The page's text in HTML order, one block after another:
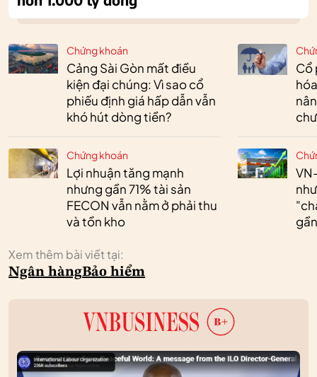
Chứng khoán
Cảng Sài Gòn mất điều
kiện đại chúng: Vì sao cổ
phiếu định giá hấp dẫn vẫn
khó hút dòng tiền?
Chứng khoán
Lợi nhuận tăng mạnh
nhưng gần 71% tài sản
FECON vẫn nằm ở phải thu
và tồn kho
Cổ
Xem thêm bài viết tại:
Ngân hàngBảo hiểm